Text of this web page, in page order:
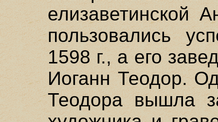
елизаветинской
пользовались
1598 г., а его
Иоганн Теодор.
Теодора вышла